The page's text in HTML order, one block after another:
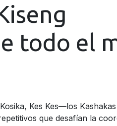
todo el
Kes Kes—los
que desafían la